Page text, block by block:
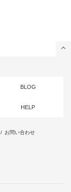
BLOG
HELP
/ お問い合わせ